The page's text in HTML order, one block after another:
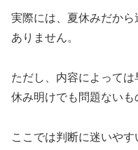
実際には、夏休みだか
ありません。
ただし、内容によっては
休み明けでも問題ないも
ここでは判断に迷いや